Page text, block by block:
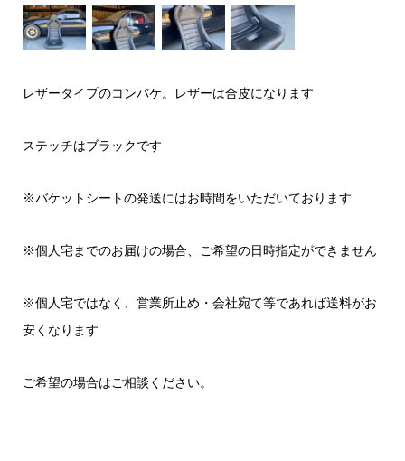
レザータイプのコンバケ。レザーは合皮になります
ステッチはブラックです
※バケットシートの発送にはお時間をいただいております
※個人宅までのお届けの場合、ご希望の日時指定ができません
※個人宅ではなく、営業所止め・会社宛て等であれば送料がお
安くなります
ご希望の場合はご相談ください。